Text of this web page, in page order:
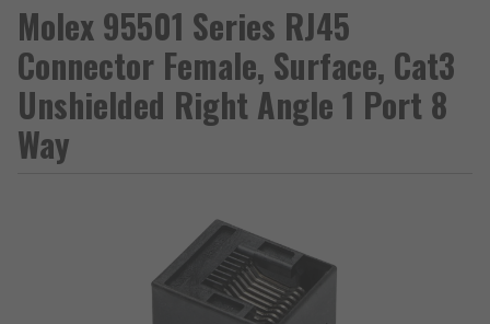
Molex 95501 Series RJ45
Connector Female, Surface, Cat3
Unshielded Right Angle 1 Port 8
Way